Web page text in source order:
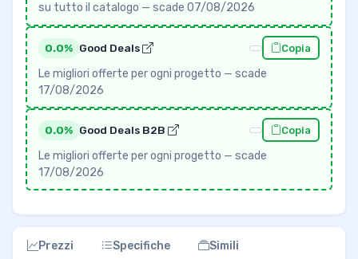
su tutto il catalogo — scade 07/08/2026
0.0% Good Deals Copia
Le migliori offerte per ogni progetto — scade
17/08/2026
0.0% Good Deals B2B Copia
Le migliori offerte per ogni progetto — scade
17/08/2026
Prezzi Specifiche Simili